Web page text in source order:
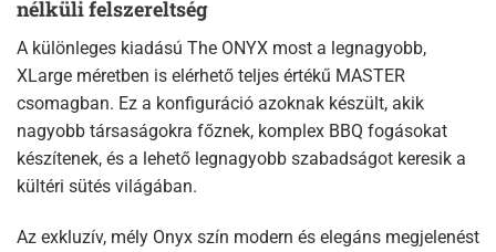
nélküli felszereltség
A különleges kiadású The ONYX most a legnagyobb,
XLarge méretben is elérhető teljes értékű MASTER
csomagban. Ez a konfiguráció azoknak készült, akik
nagyobb társaságokra főznek, komplex BBQ fogásokat
készítenek, és a lehető legnagyobb szabadságot keresik a
kültéri sütés világában.
Az exkluzív, mély Onyx szín modern és elegáns megjelenést